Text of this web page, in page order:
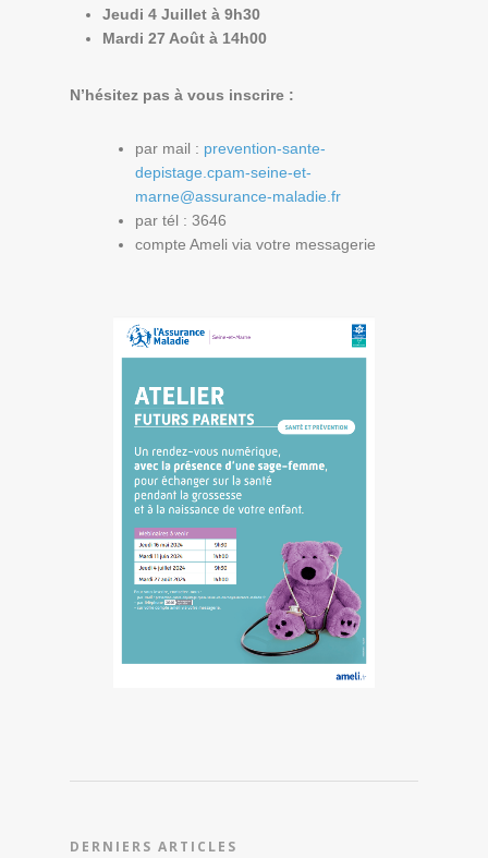
Jeudi 4 Juillet à 9h30
Mardi 27 Août à 14h00
N’hésitez pas à vous inscrire :
par mail : prevention-sante-
depistage.cpam-seine-et-
marne@assurance-maladie.fr
par tél : 3646
compte Ameli via votre messagerie
DERNIERS ARTICLES